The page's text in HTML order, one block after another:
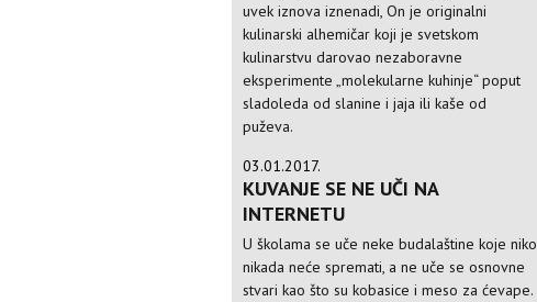
uvek iznova iznenadi, On je originalni
kulinarski alhemičar koji je svetskom
kulinarstvu darovao nezaboravne
eksperimente „molekularne kuhinje“ poput
sladoleda od slanine i jaja ili kaše od
puževa.
03.01.2017.
KUVANJE SE NE UČI NA
INTERNETU
U školama se uče neke budalaštine koje niko
nikada neće spremati, a ne uče se osnovne
stvari kao što su kobasice i meso za ćevape.